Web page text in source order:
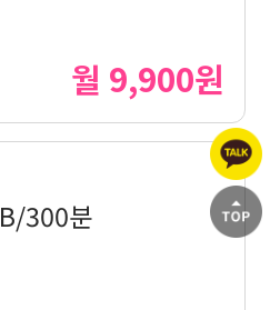
월 9,900원
300분